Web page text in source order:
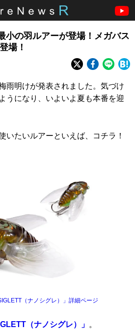
小の羽ルアーが登場！メガバス
場！
雨明けが発表されました。気づけ
うになり、いよいよ夏も本番を迎
いたいルアーといえば、コチラ！
（ナノシグレ）」詳細ページ
（ナノシグレ）」 。